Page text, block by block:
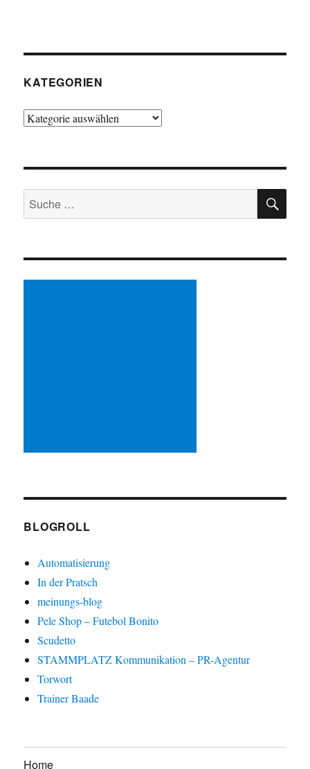
KATEGORIEN
Kategorien
Suche
nach:
BLOGROLL
Automatisierung
In der Pratsch
meinungs-blog
Pele Shop – Futebol Bonito
Scudetto
STAMMPLATZ Kommunikation – PR-Agentur
Torwort
Trainer Baade
Home